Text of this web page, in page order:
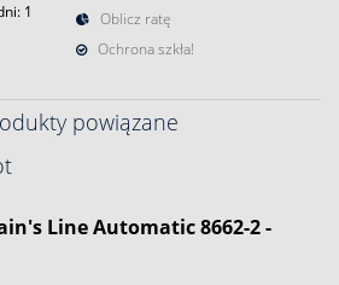
1
Oblicz ratę
Ochrona szkła!
powiązane
Line Automatic 8662-2 -